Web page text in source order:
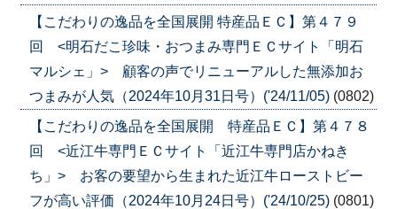
【こだわりの逸品を全国展開 特産品ＥＣ】第４７９
回 <明石だこ珍味・おつまみ専門ＥＣサイト「明石
マルシェ」> 顧客の声でリニューアルした無添加お
つまみが人気（2024年10月31日号）('24/11/05) (0802)
【こだわりの逸品を全国展開 特産品ＥＣ】第４７８
回 <近江牛専門ＥＣサイト「近江牛専門店かねき
ち」> お客の要望から生まれた近江牛ローストビー
フが高い評価（2024年10月24日号）('24/10/25) (0801)